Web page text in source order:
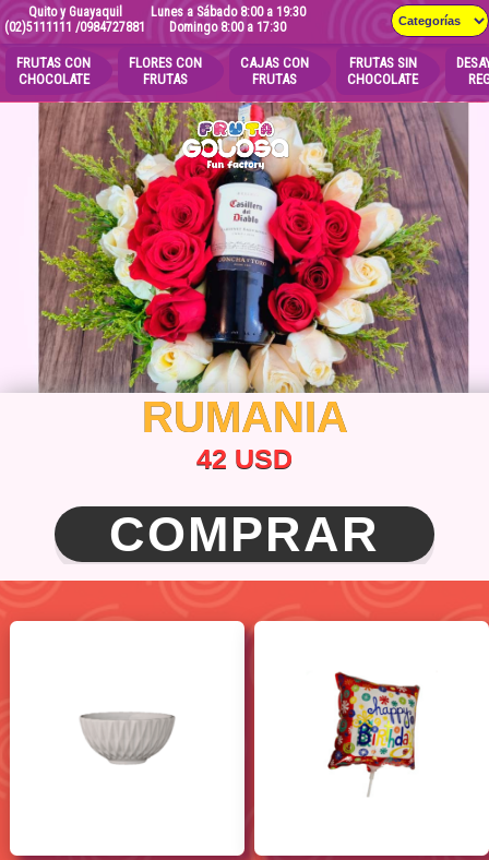
Quito y Guayaquil
(02)5111111 /0984727881
Lunes a Sábado 8:00 a 19:30
Domingo 8:00 a 17:30
FRUTAS CON
CHOCOLATE
FLORES CON
FRUTAS
CAJAS CON
FRUTAS
FRUTAS SIN
CHOCOLATE
RUMANIA
42 USD
COMPRAR